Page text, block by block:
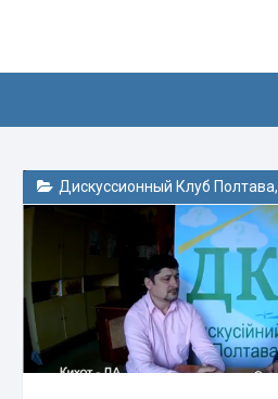
Дискуссионный Клуб Полтава,